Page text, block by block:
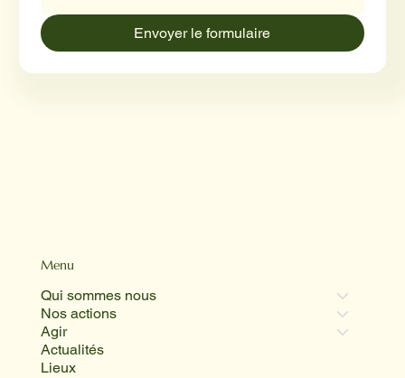
Menu
Qui sommes nous
Nos actions
Agir
Actualités
Lieux
Envoyer le formulaire